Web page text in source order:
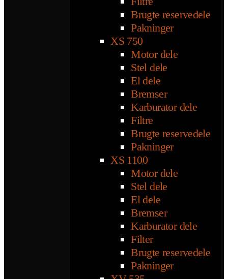
Brugte reservedele
Pakninger
XS 750
Motor dele
Stel dele
El dele
Bremser
Karburator dele
Filtre
Brugte reservedele
Pakninger
XS 1100
Motor dele
Stel dele
El dele
Bremser
Karburator dele
Filter
Brugte reservedele
Pakninger